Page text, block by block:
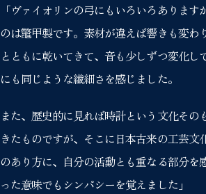
「ヴァイオリンの弓にもいろいろあります
のは鼈甲製です。素材が違えば響きも変わ
とともに乾いてきて、音も少しずつ変化し
にも同じような繊細さを感じました。
また、歴史的に見れば時計という文化その
きたものですが、そこに日本古来の工芸文
のあり方に、自分の活動とも重なる部分を
った意味でもシンパシーを覚えました」